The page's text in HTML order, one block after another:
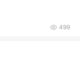
499